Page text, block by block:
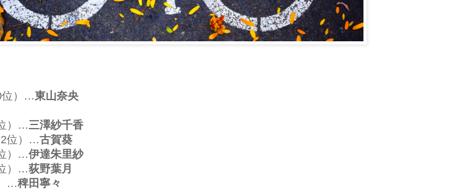
位）…東山奈央
）…三澤紗千香
2位）…古賀葵
）…伊達朱里紗
）…荻野葉月
…稗田寧々